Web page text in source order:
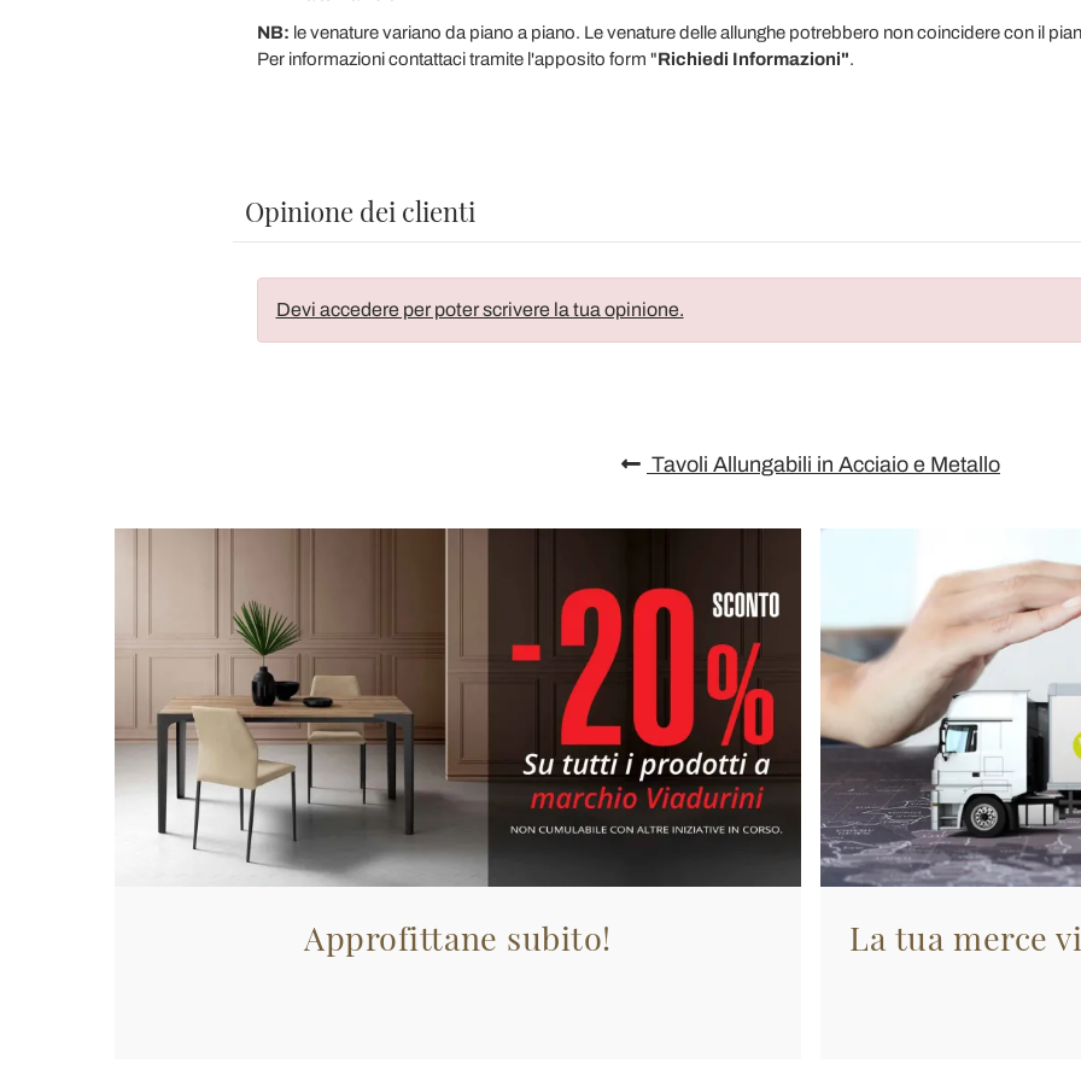
NB: le venature variano da piano a piano. Le venature delle allunghe potrebbero non coincidere con il
Per informazioni contattaci tramite l'apposito form "Richiedi Informazioni".
Opinione dei clienti
Devi accedere per poter scrivere la tua opinione.
Tavoli Allungabili in Acciaio e Metallo
Approfittane subito! La tua merce